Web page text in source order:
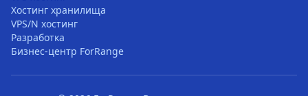
Хостинг хранилища
VPS/N хостинг
Разработка
Бизнес-центр ForRange